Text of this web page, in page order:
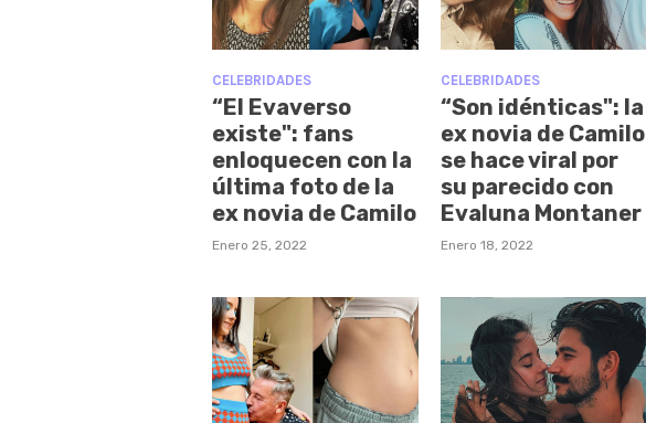
CELEBRIDADES
“El Evaverso
existe": fans
enloquecen con la
última foto de la
ex novia de Camilo
Enero 25, 2022
CELEBRIDADES
“Son idénticas": la
ex novia de Camilo
se hace viral por
su parecido con
Evaluna Montaner
Enero 18, 2022